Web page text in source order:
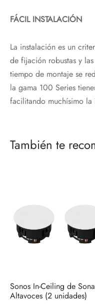
FÁCIL INSTALACIÓN
La instalación es un
de fijación robustas y
tiempo de montaje se
la gama 100 Series
facilitando muchísimo la
También te
Sonos In-Ceiling de
Altavoces (2 unidades)